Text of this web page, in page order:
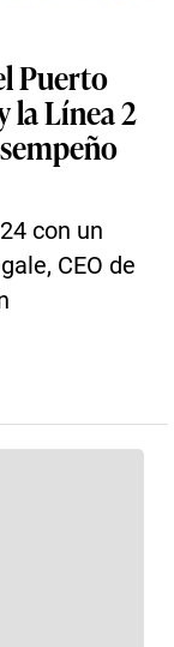
Puerto
la Línea 2
con un
CEO de